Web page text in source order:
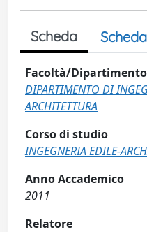
Scheda
Facoltà/Dipartimento
DIPARTIMENTO DI
ARCHITETTURA
Corso di studio
INGEGNERIA EDILE-
Anno Accademico
2011
Relatore